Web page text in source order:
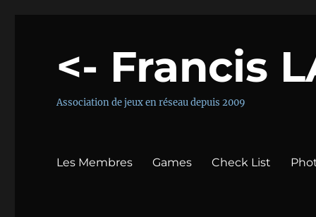
<- Francis
Association de jeux en réseau depuis 2009
Les Membres Games Check List